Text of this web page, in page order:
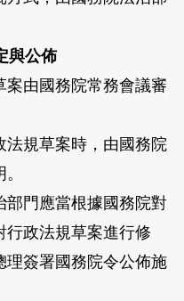
與公佈
由國務院常務會議審
規草案時，由國務院
門應當根據國務院對
行政法規草案進行修
理簽署國務院令公佈施